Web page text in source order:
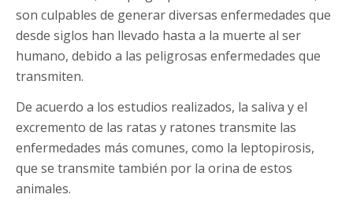
son culpables de generar diversas enfermedades que
desde siglos han llevado hasta a la muerte al ser
humano, debido a las peligrosas enfermedades que
transmiten.
De acuerdo a los estudios realizados, la saliva y el
excremento de las ratas y ratones transmite las
enfermedades más comunes, como la leptopirosis,
que se transmite también por la orina de estos
animales.